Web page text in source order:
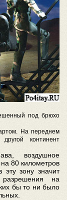
под брюхо
На переднем
континент
воздушное
на 80 километров
эту зону значит
разрешения на
бы то ни было